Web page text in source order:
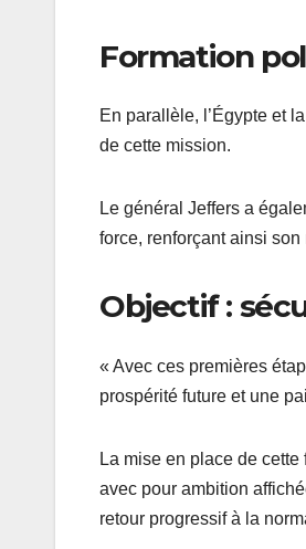
Formation
En parallèle, l’Égypte et
de cette mission.
Le général Jeffers a
force, renforçant ainsi
Objectif :
« Avec ces premières
prospérité future et une
La mise en place de
avec pour ambition
retour progressif à la